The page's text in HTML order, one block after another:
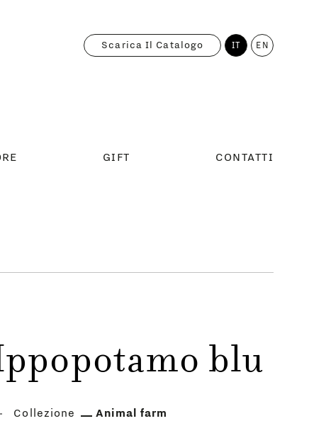
GIFT CONTATTI
IT EN
Scarica Il Catalogo
blu
Collezione
Animal farm